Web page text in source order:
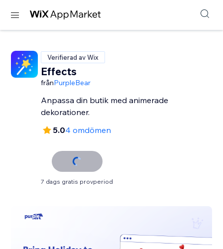
Verifierad av Wix
Effects
frånPurpleBear
Anpassa din butik med animerade
dekorationer.
5.04 omdömen
7 dags gratis provperiod